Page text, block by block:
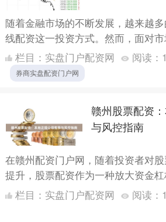
随着金融市场的不断发展，越来越
线配资这一投资方式。然而，面对
台，如何选择一家正规、安全、可靠
为许多投资者....
栏目： 实盘门户配资网 阅读：
券商实盘配资门户网
赣州股票配资
与风控指南
在赣州配资门户网，随着投资者对
提升，股票配资作为一种放大资金
更多人的视野。然而，面对市场上良
如何选择本....
栏目： 实盘门户配资网 阅读：